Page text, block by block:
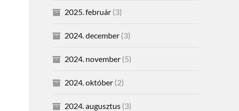
2025. február(3)
2024. december(3)
2024. november(5)
2024. október(2)
2024. augusztus(3)